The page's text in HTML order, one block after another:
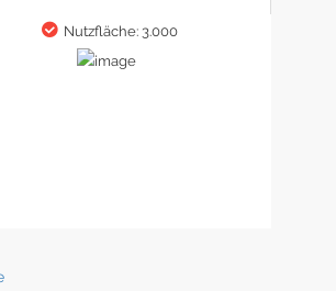
Nutzfläche: 3.000